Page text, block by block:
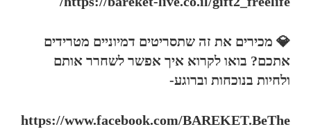
💎 מכירים את זה שתסריטים דמיוניים מטרידים
אתכם? בואו לקרוא איך אפשר לשחרר אותם
ולחיות בנוכחות וברוגע-
https://www.facebook.com/BAREKET.BeThe